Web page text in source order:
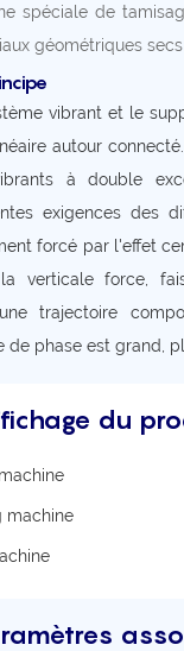
spéciale de
géométriques
vibrant et le
autour
à double
exigences des
forcé par l'effet
verticale force,
trajectoire
de phase est grand,
du